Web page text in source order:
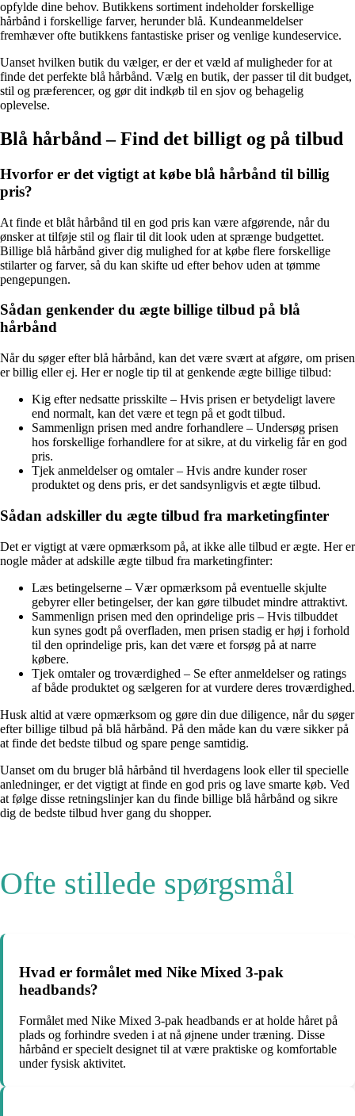
opfylde dine behov. Butikkens sortiment indeholder forskellige
hårbånd i forskellige farver, herunder blå. Kundeanmeldelser
fremhæver ofte butikkens fantastiske priser og venlige kundeservice.
Uanset hvilken butik du vælger, er der et væld af muligheder for at
finde det perfekte blå hårbånd. Vælg en butik, der passer til dit budget,
stil og præferencer, og gør dit indkøb til en sjov og behagelig
oplevelse.
Blå hårbånd – Find det billigt og på tilbud
Hvorfor er det vigtigt at købe blå hårbånd til billig
pris?
At finde et blåt hårbånd til en god pris kan være afgørende, når du
ønsker at tilføje stil og flair til dit look uden at sprænge budgettet.
Billige blå hårbånd giver dig mulighed for at købe flere forskellige
stilarter og farver, så du kan skifte ud efter behov uden at tømme
pengepungen.
Sådan genkender du ægte billige tilbud på blå
hårbånd
Når du søger efter blå hårbånd, kan det være svært at afgøre, om prisen
er billig eller ej. Her er nogle tip til at genkende ægte billige tilbud:
Kig efter nedsatte prisskilte – Hvis prisen er betydeligt lavere
end normalt, kan det være et tegn på et godt tilbud.
Sammenlign prisen med andre forhandlere – Undersøg prisen
hos forskellige forhandlere for at sikre, at du virkelig får en god
pris.
Tjek anmeldelser og omtaler – Hvis andre kunder roser
produktet og dens pris, er det sandsynligvis et ægte tilbud.
Sådan adskiller du ægte tilbud fra marketingfinter
Det er vigtigt at være opmærksom på, at ikke alle tilbud er ægte. Her er
nogle måder at adskille ægte tilbud fra marketingfinter:
Læs betingelserne – Vær opmærksom på eventuelle skjulte
gebyrer eller betingelser, der kan gøre tilbudet mindre attraktivt.
Sammenlign prisen med den oprindelige pris – Hvis tilbuddet
kun synes godt på overfladen, men prisen stadig er høj i forhold
til den oprindelige pris, kan det være et forsøg på at narre
købere.
Tjek omtaler og troværdighed – Se efter anmeldelser og ratings
af både produktet og sælgeren for at vurdere deres troværdighed.
Husk altid at være opmærksom og gøre din due diligence, når du søger
efter billige tilbud på blå hårbånd. På den måde kan du være sikker på
at finde det bedste tilbud og spare penge samtidig.
Uanset om du bruger blå hårbånd til hverdagens look eller til specielle
anledninger, er det vigtigt at finde en god pris og lave smarte køb. Ved
at følge disse retningslinjer kan du finde billige blå hårbånd og sikre
dig de bedste tilbud hver gang du shopper.
Ofte stillede spørgsmål
Hvad er formålet med Nike Mixed 3-pak
headbands?
Formålet med Nike Mixed 3-pak headbands er at holde håret på
plads og forhindre sveden i at nå øjnene under træning. Disse
hårbånd er specielt designet til at være praktiske og komfortable
under fysisk aktivitet.